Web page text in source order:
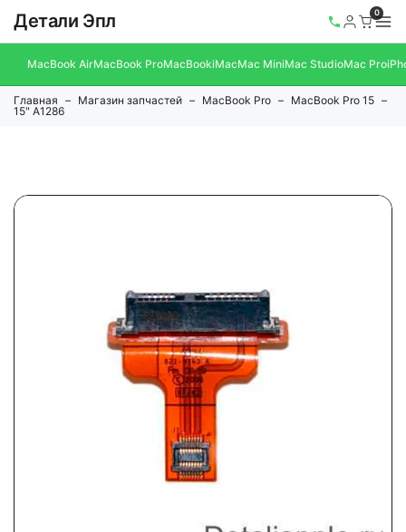
Детали Эпл 0
MacBook AirMacBook ProMacBookiMacMac MiniMac StudioMac Pro
Главная Магазин запчастей MacBook Pro
MacBook Pro 15
15" A1286